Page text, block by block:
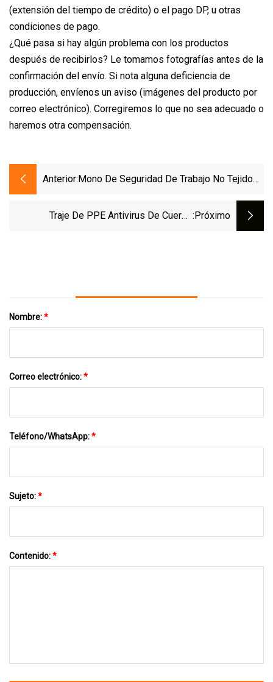
(extensión del tiempo de crédito) o el pago DP, u otras
condiciones de pago.
¿Qué pasa si hay algún problema con los productos
después de recibirlos? Le tomamos fotografías antes de la
confirmación del envío. Si nota alguna deficiencia de
producción, envíenos un aviso (imágenes del producto por
correo electrónico). Corregiremos lo que no sea adecuado o
haremos otra compensación.
Anterior: Mono De Seguridad De Trabajo No Tejido
Ropa De Protección De Cuerpo Completo
Traje De PPE Antivirus De Cuerpo :próximo
Nombre:*
Correo electrónico:*
Teléfono/WhatsApp:*
Sujeto:*
Contenido:*